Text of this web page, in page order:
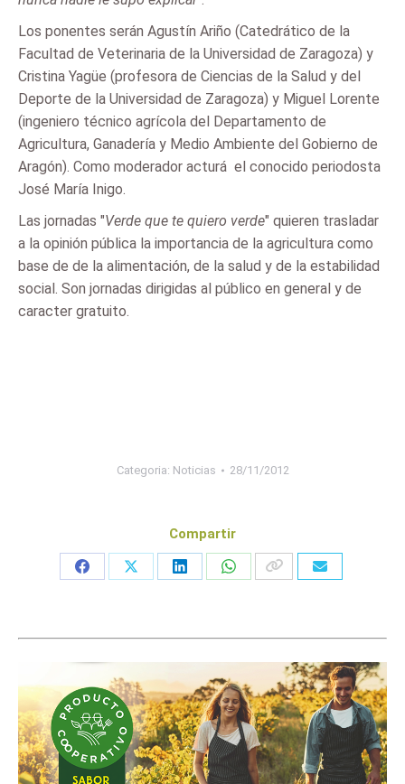
Los ponentes serán Agustín Ariño (Catedrático de la
Facultad de Veterinaria de la Universidad de Zaragoza) y
Cristina Yagüe (profesora de Ciencias de la Salud y del
Deporte de la Universidad de Zaragoza) y Miguel Lorente
(ingeniero técnico agrícola del Departamento de
Agricultura, Ganadería y Medio Ambiente del Gobierno de
Aragón). Como moderador acturá el conocido periodosta
José María Inigo.
Las jornadas "Verde que te quiero verde" quieren trasladar
a la opinión pública la importancia de la agricultura como
base de de la alimentación, de la salud y de la estabilidad
social. Son jornadas dirigidas al público en general y de
caracter gratuito.
Categoria: Noticias 28/11/2012
Compartir
Share
Share
Share
Share